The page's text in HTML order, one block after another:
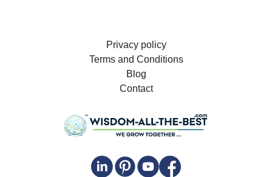
Privacy policy
Terms and Conditions
Blog
Contact